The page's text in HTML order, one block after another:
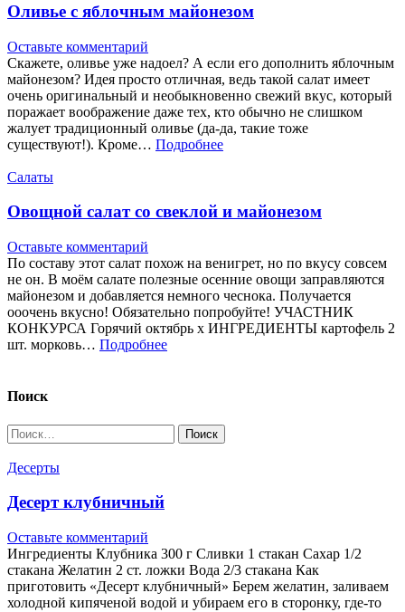
Оливье с яблочным майонезом
Оставьте комментарий
Скажете, оливье уже надоел? А если его дополнить яблочным
майонезом? Идея просто отличная, ведь такой салат имеет
очень оригинальный и необыкновенно свежий вкус, который
поражает воображение даже тех, кто обычно не слишком
жалует традиционный оливье (да-да, такие тоже
существуют!). Кроме… Подробнее
Салаты
Овощной салат со свеклой и майонезом
Оставьте комментарий
По составу этот салат похож на венигрет, но по вкусу совсем
не он. В моём салате полезные осенние овощи заправляются
майонезом и добавляется немного чеснока. Получается
ооочень вкусно! Обязательно попробуйте! УЧАСТНИК
КОНКУРСА Горячий октябрь x ИНГРЕДИЕНТЫ картофель 2
шт. морковь… Подробнее
Поиск
Найти:
Десерты
Десерт клубничный
Оставьте комментарий
Ингредиенты Клубника 300 г Сливки 1 стакан Сахар 1/2
стакана Желатин 2 ст. ложки Вода 2/3 стакана Как
приготовить «Десерт клубничный» Берем желатин, заливаем
холодной кипяченой водой и убираем его в сторонку, где-то